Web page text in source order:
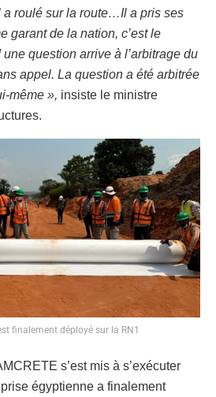
a roulé sur la route…Il a pris ses
garant de la nation, c’est le
question arrive à l’arbitrage du
appel. La question a été arbitrée
même », insiste le ministre
finalement déployé sur la RN1
s’est mis à s’exécuter
égyptienne a finalement